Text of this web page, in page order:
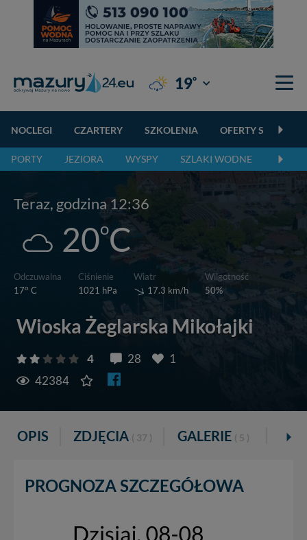
19° Giżycko
NOCLEGI CZARTERY SZKOLENIA OFERTY
PORTY JEZIORA WYSPY SZLAKI WODNE
Teraz, godzina 12:36
20oC
Odczuwalna
17o C
Ciśnienie
1021 hPa
Wiatr
17.3 km/h
Wilgotność
50%
Wioska Żeglarska Mikołajki
4 28
1
42384
OPIS ZDJĘCIA ( 37 ) GALERIE ( 5 ) VR
PROGNOZA SZCZEGÓŁOWA